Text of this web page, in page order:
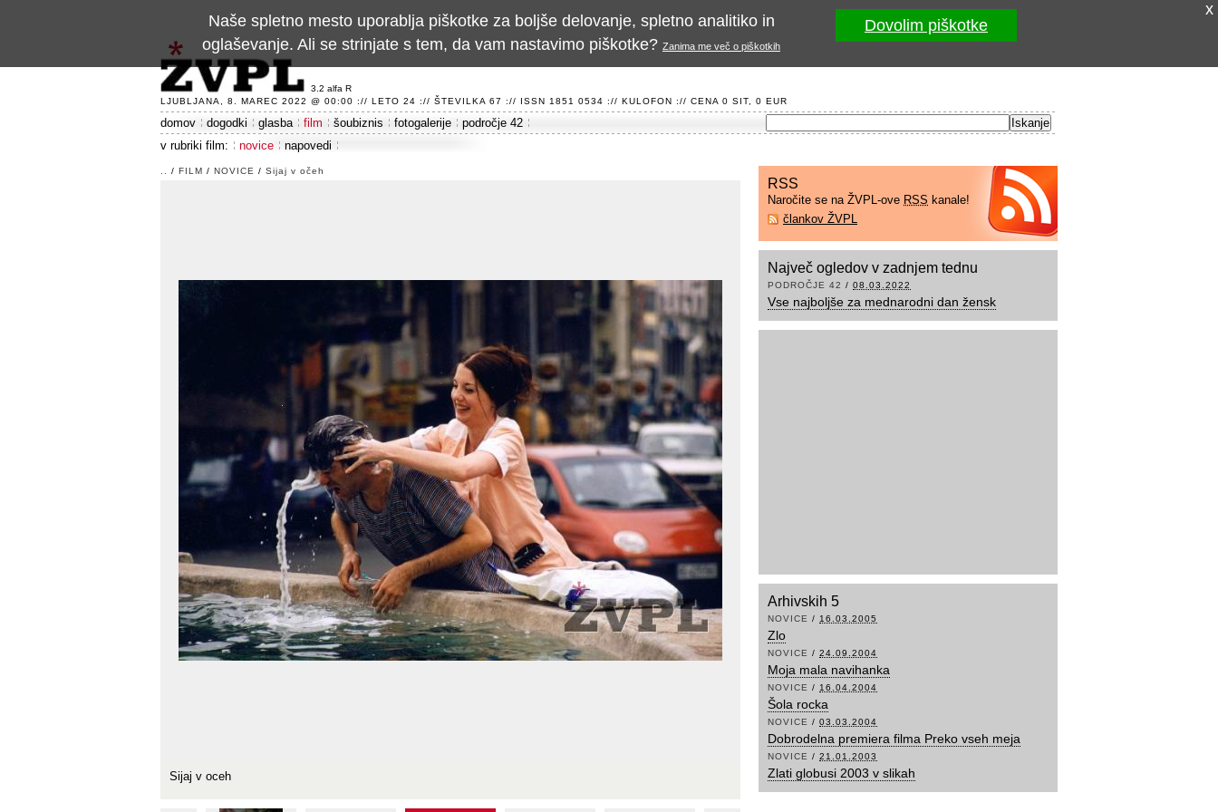
3.2 alfa R
LJUBLJANA, 8. MAREC 2022 @ 00:00 :// LETO 24 :// ŠTEVILKA 67 :// ISSN 1851 0534 :// KULOFON :// CENA 0 SIT, 0 EUR
domov dogodki glasba film šoubiznis fotogalerije
področje 42
v rubriki film:
novice napovedi
/ FILM / NOVICE / Sijaj v očeh
Sijaj v oceh
RSS
Naročite se na ŽVPL-ove RSS kanale!
člankov ŽVPL
Največ ogledov v zadnjem tednu
PODROČJE 42 / 08.03.2022
Vse najboljše za mednarodni dan žensk
Arhivskih 5
NOVICE / 16.03.2005
Zlo
NOVICE / 24.09.2004
Moja mala navihanka
NOVICE / 16.04.2004
Šola rocka
NOVICE / 03.03.2004
Dobrodelna premiera filma Preko vseh meja
NOVICE / 21.01.2003
Zlati globusi 2003 v slikah
x
Naše spletno mesto uporablja piškotke za boljše delovanje, spletno analitiko in
oglaševanje. Ali se strinjate s tem, da vam nastavimo piškotke? Zanima me več o piškotkih
Dovolim piškotke